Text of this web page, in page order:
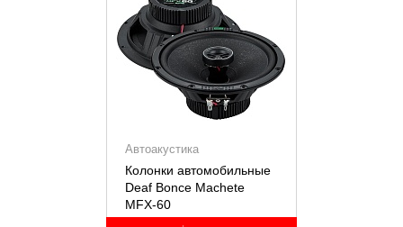
Автоакустика
Колонки автомобильные
Deaf Bonce Machete
MFX-60